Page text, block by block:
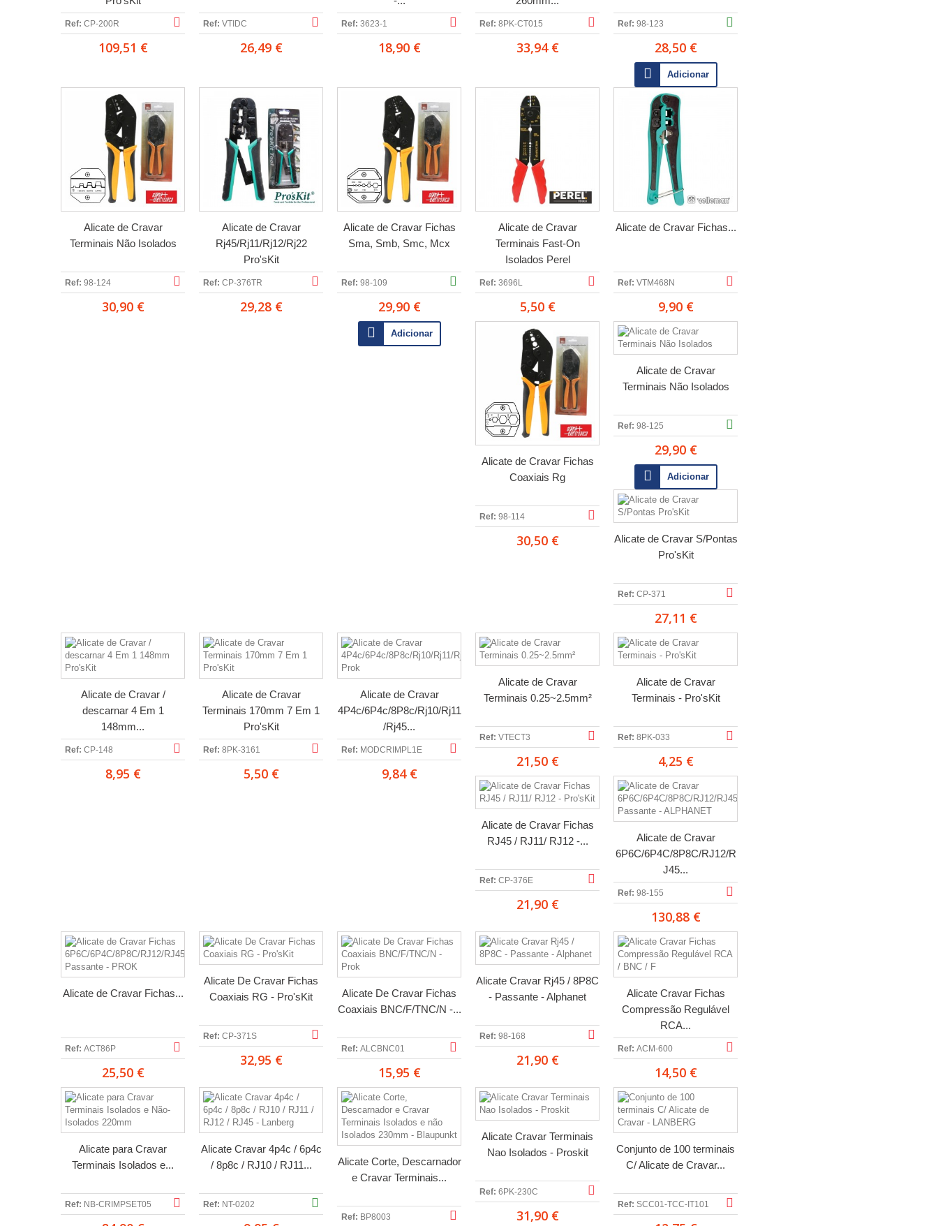
Ref: CP-200R
109,51 €
Ref: VTIDC
26,49 €
Ref: 3623-1
18,90 €
Ref: 8PK-CT015
33,94 €
Ref: 98-123
28,50 €
Adicionar
Alicate de Cravar
Terminais Não Isolados
Ref: 98-124
30,90 €
Alicate de Cravar
Rj45/Rj11/Rj12/Rj22
Pro'sKit
Ref: CP-376TR
29,28 €
Alicate de Cravar Fichas
Sma, Smb, Smc, Mcx
Ref: 98-109
29,90 €
Adicionar
Alicate de Cravar
Terminais Fast-On
Isolados Perel
Ref: 3696L
5,50 €
Alicate de Cravar Fichas...
Ref: VTM468N
9,90 €
Alicate de Cravar Fichas
Coaxiais Rg
Ref: 98-114
30,50 €
Alicate de Cravar
Terminais Não Isolados
Ref: 98-125
29,90 €
Adicionar
Alicate de Cravar S/Pontas
Pro'sKit
Ref: CP-371
27,11 €
Alicate de Cravar /
descarnar 4 Em 1
148mm...
Ref: CP-148
8,95 €
Alicate de Cravar
Terminais 170mm 7 Em 1
Pro'sKit
Ref: 8PK-3161
5,50 €
Alicate de Cravar
4P4c/6P4c/8P8c/Rj10/Rj11
/Rj45...
Ref: MODCRIMPL1E
9,84 €
Alicate de Cravar
Terminais 0.25~2.5mm²
Ref: VTECT3
21,50 €
Alicate de Cravar
Terminais - Pro'sKit
Ref: 8PK-033
4,25 €
Alicate de Cravar Fichas
RJ45 / RJ11/ RJ12 -...
Ref: CP-376E
21,90 €
Alicate de Cravar
6P6C/6P4C/8P8C/RJ12/R
J45...
Ref: 98-155
130,88 €
Alicate de Cravar Fichas...
Ref: ACT86P
25,50 €
Alicate De Cravar Fichas
Coaxiais RG - Pro'sKit
Ref: CP-371S
32,95 €
Alicate De Cravar Fichas
Coaxiais BNC/F/TNC/N -...
Ref: ALCBNC01
15,95 €
Alicate Cravar Rj45 / 8P8C
- Passante - Alphanet
Ref: 98-168
21,90 €
Alicate Cravar Fichas
Compressão Regulável
RCA...
Ref: ACM-600
14,50 €
Alicate para Cravar
Terminais Isolados e...
Ref: NB-CRIMPSET05
Alicate Cravar 4p4c / 6p4c
/ 8p8c / RJ10 / RJ11...
Ref: NT-0202
Alicate Corte, Descarnador
e Cravar Terminais...
Ref: BP8003
Alicate Cravar Terminais
Nao Isolados - Proskit
Ref: 6PK-230C
31,90 €
Conjunto de 100 terminais
C/ Alicate de Cravar...
Ref: SCC01-TCC-IT101